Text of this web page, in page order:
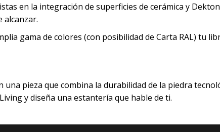
en la integración de superficies de cerámica y
alcanzar.
gama de colores (con posibilidad de Carta RAL) tu
pieza que combina la durabilidad de la piedra
y diseña una estantería que hable de ti.